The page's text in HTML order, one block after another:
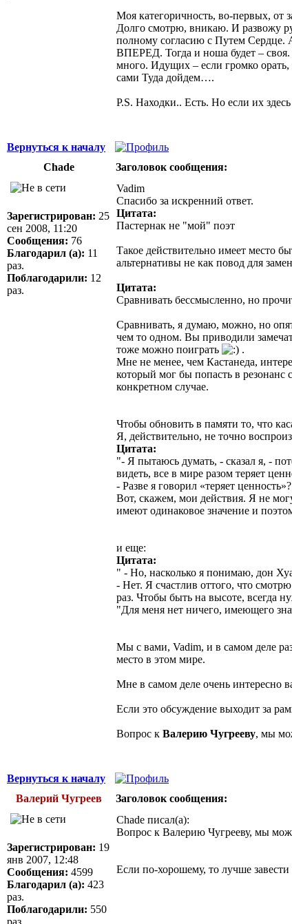
Моя категоричность, во-первых, от
Долго смотрю, вникаю. И развожу
полному согласию с Путем Сердце.
ВПЕРЕД. Тогда и ноша будет – своя.
много. Идущих – если громко
сами Туда дойдем….
P.S. Находки.. Есть. Но если их
Вернуться к началу
Chade
Заголовок сообщения:
Зарегистрирован: 25
сен 2008, 11:20
Сообщения: 76
Благодарил (а): 11
раз.
Поблагодарили: 12
раз.
Vadim
Спасибо за искренний ответ.
Цитата:
Пастернак не "мой" поэт
Такое действительно имеет место
альтернативы не как повод для
Цитата:
Сравнивать бессмысленно, но
Сравнивать, я думаю, можно, но
чем то одном. Вы приводили
тоже можно поиграть
.
Мне не менее, чем Кастанеда,
который мог бы попасть в
конкретном случае.
Чтобы обновить в памяти то, что
Я, действительно, не точно
Цитата:
"- Я пытаюсь думать, - сказал я, -
видеть, все в мире разом теряет
- Разве я говорил «теряет
Вот, скажем, мои действия. Я не
имеют одинаковое значение и
и еще:
Цитата:
" - Но, насколько я понимаю, дон
- Нет. Я счастлив оттого, что
раз. Чтобы быть на высоте, всегда
"Для меня нет ничего, имеющего
Мы с вами, Vadim, и в самом деле
место в этом мире.
Мне в самом деле очень интересно
Если это обсуждение выходит за
Вопрос к Валерию Чугрееву, мы
Вернуться к началу
Валерий Чугреев
Заголовок сообщения:
Зарегистрирован: 19
янв 2007, 12:48
Сообщения: 4599
Благодарил (а): 423
раз.
Поблагодарили: 550
раз.
Chade писал(а):
Вопрос к Валерию Чугрееву, мы
Если по-хорошему, то лучше